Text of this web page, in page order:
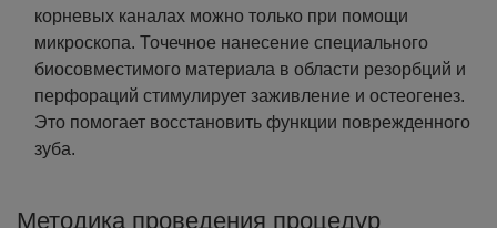
корневых каналах можно только при помощи
микроскопа. Точечное нанесение специального
биосовместимого материала в области резорбций и
перфораций стимулирует заживление и остеогенез.
Это помогает восстановить функции поврежденного
зуба.
Методика проведения процедур